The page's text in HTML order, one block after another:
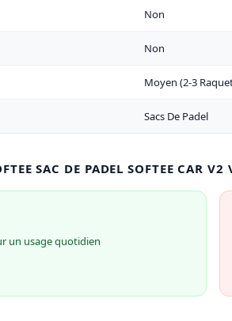
Non
Non
Moyen (2-3
Sacs De Padel
SAC DE PADEL SOFTEE CAR
un usage quotidien